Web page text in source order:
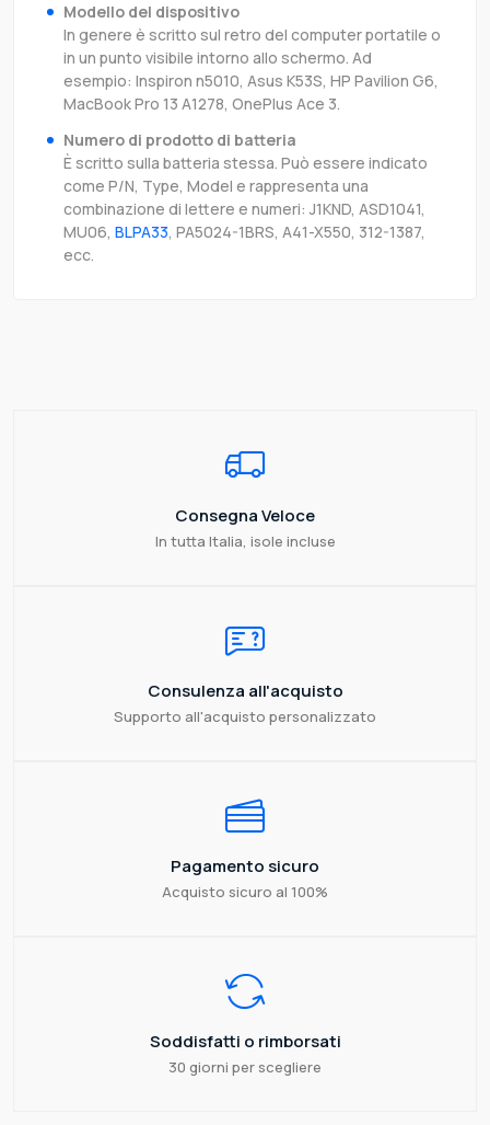
Modello del dispositivo
In genere è scritto sul retro del computer portatile o
in un punto visibile intorno allo schermo. Ad
esempio: Inspiron n5010, Asus K53S, HP Pavilion G6,
MacBook Pro 13 A1278, OnePlus Ace 3.
Numero di prodotto di batteria
È scritto sulla batteria stessa. Può essere indicato
come P/N, Type, Model e rappresenta una
combinazione di lettere e numeri: J1KND, ASD1041,
MU06, BLPA33, PA5024-1BRS, A41-X550, 312-1387,
ecc.
Consegna Veloce
In tutta Italia, isole incluse
Consulenza all'acquisto
Supporto all'acquisto personalizzato
Pagamento sicuro
Acquisto sicuro al 100%
Soddisfatti o rimborsati
30 giorni per scegliere